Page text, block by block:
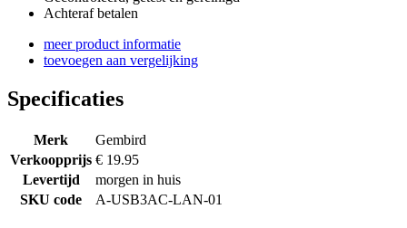
Achteraf betalen
meer product informatie
toevoegen aan vergelijking
Specificaties
Merk
Gembird
Verkoopprijs € 19.95
Levertijd
morgen in huis
SKU code
A-USB3AC-LAN-01